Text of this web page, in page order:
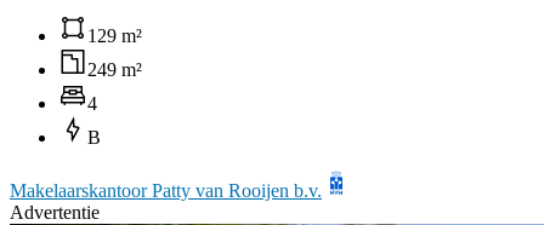
129 m²
249 m²
4
B
Makelaarskantoor Patty van Rooijen b.v.
Advertentie